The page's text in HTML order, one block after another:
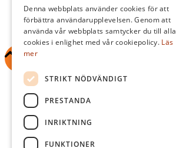
© Sigtuna Golfklubb
Administration
Hemsidan levereras av
Scroll
to top
Denna webbplats använder cookies för att
förbättra användarupplevelsen. Genom att
använda vår webbplats samtycker du till alla
cookies i enlighet med vår cookiepolicy. Läs
mer
STRIKT NÖDVÄNDIGT
PRESTANDA
INRIKTNING
FUNKTIONER